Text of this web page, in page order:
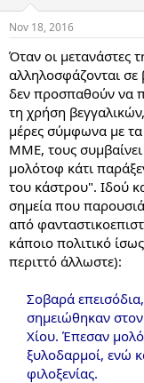
Nov 18, 2016
Όταν οι μετανάστες
αλληλοσφάζονται σε
δεν προσπαθούν να
τη χρήση
μέρες σύμφωνα με τα
ΜΜΕ, τους συμβαίνει
μολότοφ κάτι
του κάστρου". Ιδού
σημεία που
από
κάποιο πολιτικό
περιττό άλλωστε):
Σοβαρά
σημειώθηκαν
Χίου. Έπεσαν
ξυλοδαρμοί, ενώ
φιλοξενίας.